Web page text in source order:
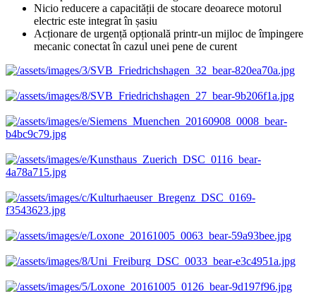
Nicio reducere a capacității de stocare deoarece motorul
electric este integrat în șasiu
Acționare de urgență opțională printr-un mijloc de împingere
mecanic conectat în cazul unei pene de curent